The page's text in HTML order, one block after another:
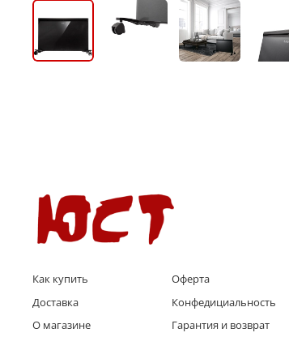
Как купить
Доставка
О магазине
Оферта
Конфедициальность
Гарантия и возврат